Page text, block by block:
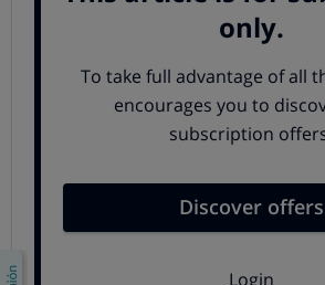
Para utilizar este dispositivo con éxito
Reproductor de video VHS.
Ordenador con unidad de CD-
Paso 1: Conectar el conversor al
rojo y amarillo) y un conector S-video